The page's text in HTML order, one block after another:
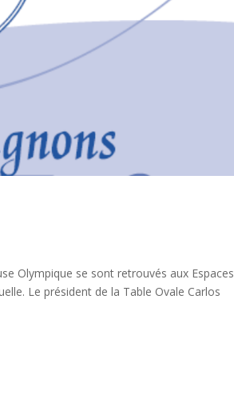
Olympique se sont retrouvés aux Espaces
Le président de la Table Ovale Carlos